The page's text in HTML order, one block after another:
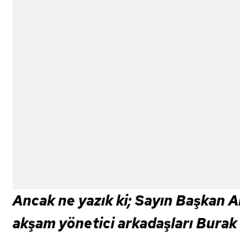
Ancak ne yazık ki; Sayın Başkan
akşam yönetici arkadaşları Burak